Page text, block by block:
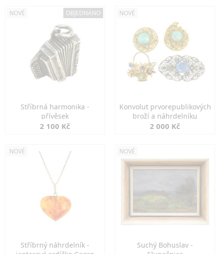
NOVÉ OBJEDNÁNO
Stříbrná harmonika -
přívěsek
2 100 Kč
NOVÉ
Konvolut prvorepublikových
broží a náhrdelníku
2 000 Kč
NOVÉ
Stříbrný náhrdelník -
NOVÉ
Suchý Bohuslav -